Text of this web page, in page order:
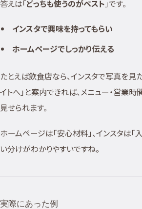
答えは「どっちも使うのがベスト 」です。
インスタで興味を持ってもらい
ホームページでしっかり伝える
たとえば飲食店なら、インスタで写真を見
イトへ」と案内できれば、メニュー・営業
見せられます。
ホームページは「安心材料」、インスタは「
い分けがわかりやすいですね。
実際にあった例